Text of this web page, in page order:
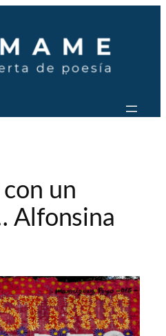
un
Alfonsina